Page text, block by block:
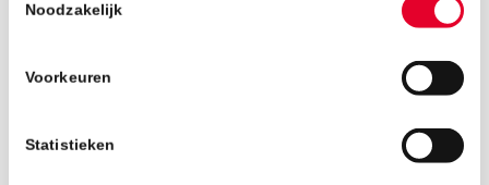
Noodzakelijk
Voorkeuren
Statistieken